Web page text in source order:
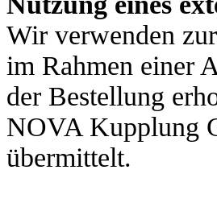
Wir verwenden
im Rahmen einer
der Bestellung
NOVA Kupplung
übermittelt.